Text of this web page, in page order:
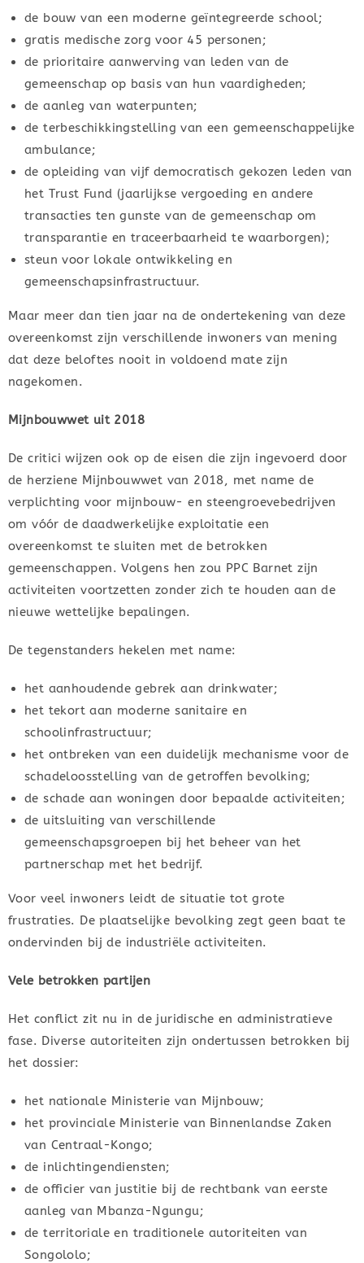
de bouw van een moderne geïntegreerde school;
gratis medische zorg voor 45 personen;
de prioritaire aanwerving van leden van de
gemeenschap op basis van hun vaardigheden;
de aanleg van waterpunten;
de terbeschikkingstelling van een gemeenschappelijke
ambulance;
de opleiding van vijf democratisch gekozen leden van
het Trust Fund (jaarlijkse vergoeding en andere
transacties ten gunste van de gemeenschap om
transparantie en traceerbaarheid te waarborgen);
steun voor lokale ontwikkeling en
gemeenschapsinfrastructuur.
Maar meer dan tien jaar na de ondertekening van deze
overeenkomst zijn verschillende inwoners van mening
dat deze beloftes nooit in voldoend mate zijn
nagekomen.
Mijnbouwwet uit 2018
De critici wijzen ook op de eisen die zijn ingevoerd door
de herziene Mijnbouwwet van 2018, met name de
verplichting voor mijnbouw- en steengroevebedrijven
om vóór de daadwerkelijke exploitatie een
overeenkomst te sluiten met de betrokken
gemeenschappen. Volgens hen zou PPC Barnet zijn
activiteiten voortzetten zonder zich te houden aan de
nieuwe wettelijke bepalingen.
De tegenstanders hekelen met name:
het aanhoudende gebrek aan drinkwater;
het tekort aan moderne sanitaire en
schoolinfrastructuur;
het ontbreken van een duidelijk mechanisme voor de
schadeloosstelling van de getroffen bevolking;
de schade aan woningen door bepaalde activiteiten;
de uitsluiting van verschillende
gemeenschapsgroepen bij het beheer van het
partnerschap met het bedrijf.
Voor veel inwoners leidt de situatie tot grote
frustraties. De plaatselijke bevolking zegt geen baat te
ondervinden bij de industriële activiteiten.
Vele betrokken partijen
Het conflict zit nu in de juridische en administratieve
fase. Diverse autoriteiten zijn ondertussen betrokken bij
het dossier:
het nationale Ministerie van Mijnbouw;
het provinciale Ministerie van Binnenlandse Zaken
van Centraal-Kongo;
de inlichtingendiensten;
de officier van justitie bij de rechtbank van eerste
aanleg van Mbanza-Ngungu;
de territoriale en traditionele autoriteiten van
Songololo;